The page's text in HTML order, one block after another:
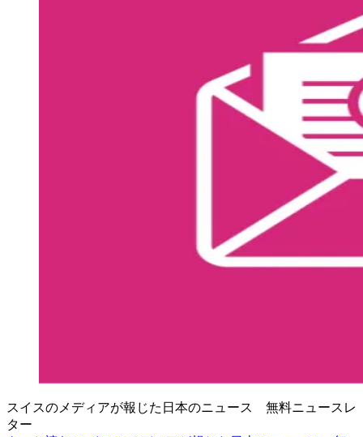
スイスのメディアが報じた日本のニュース 無料ニュースレ
ター